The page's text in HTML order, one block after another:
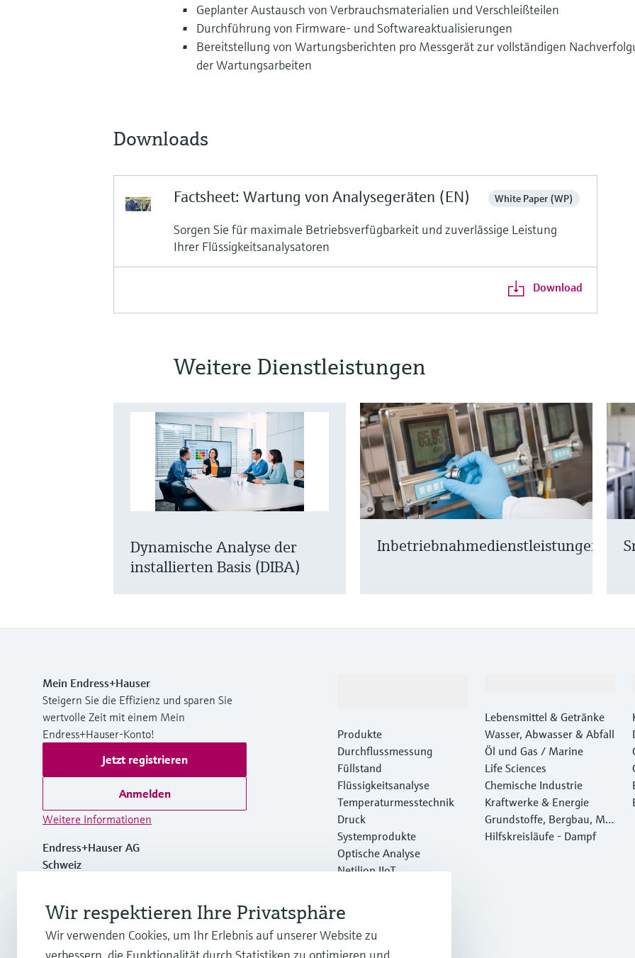
Geplanter Austausch von Verbrauchsmaterialien und Verschleißteilen
Durchführung von Firmware- und Softwareaktualisierungen
Bereitstellung von Wartungsberichten pro Messgerät zur vollständigen
der Wartungsarbeiten
Downloads
Factsheet: Wartung von Analysegeräten (EN) White Paper (WP)
Sorgen Sie für maximale Betriebsverfügbarkeit und zuverlässige Leistung
Ihrer Flüssigkeitsanalysatoren
Download
Weitere Dienstleistungen
Dynamische Analyse der
installierten Basis (DIBA)
Inbetriebnahmedienstleistungen
Mein Endress+Hauser
Steigern Sie die Effizienz und sparen Sie
wertvolle Zeit mit einem Mein
Endress+Hauser-Konto!
Jetzt registrieren
Anmelden
Weitere Informationen
Endress+Hauser AG
Schweiz
+41 61 715 7700
Produkte
Durchflussmessung
Füllstand
Flüssigkeitsanalyse
Temperaturmesstechnik
Druck
Systemprodukte
Optische Analyse
Netilion IIoT
Online Tools
Dienstleistungen
Lebensmittel & Getränke
Wasser, Abwasser & Abfall
Öl und Gas / Marine
Life Sciences
Chemische Industrie
Kraftwerke & Energie
Grundstoffe, Bergbau, Met
alle
Hilfskreisläufe - Dampf
Wir respektieren Ihre Privatsphäre
Wir verwenden Cookies, um Ihr Erlebnis auf unserer Website zu